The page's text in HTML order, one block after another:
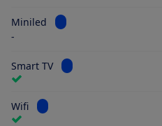
Miniled
Bekijk informatie voor
-
Smart TV Bekijk informatie voor
Wifi Bekijk informatie voor Wifi